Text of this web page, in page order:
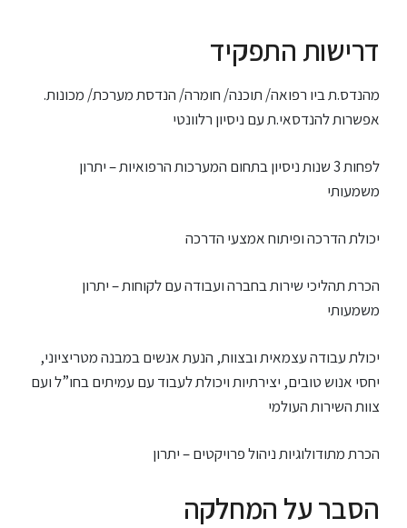
דרישות התפקיד
מהנדס.ת ביו רפואה/ תוכנה/ חומרה/ הנדסת מערכת/ מכונות.
אפשרות להנדסאי.ת עם ניסיון רלוונטי
לפחות 3 שנות ניסיון בתחום המערכות הרפואיות – יתרון
משמעותי
יכולת הדרכה ופיתוח אמצעי הדרכה
הכרת תהליכי שירות בחברה ועבודה עם לקוחות – יתרון
משמעותי
יכולת עבודה עצמאית ובצוות, הנעת אנשים במבנה מטריציוני,
יחסי אנוש טובים, יצירתיות ויכולת לעבוד עם עמיתים בחו”ל ועם
צוות השירות העולמי
הכרת מתודולוגיות ניהול פרויקטים – יתרון
הסבר על המחלקה